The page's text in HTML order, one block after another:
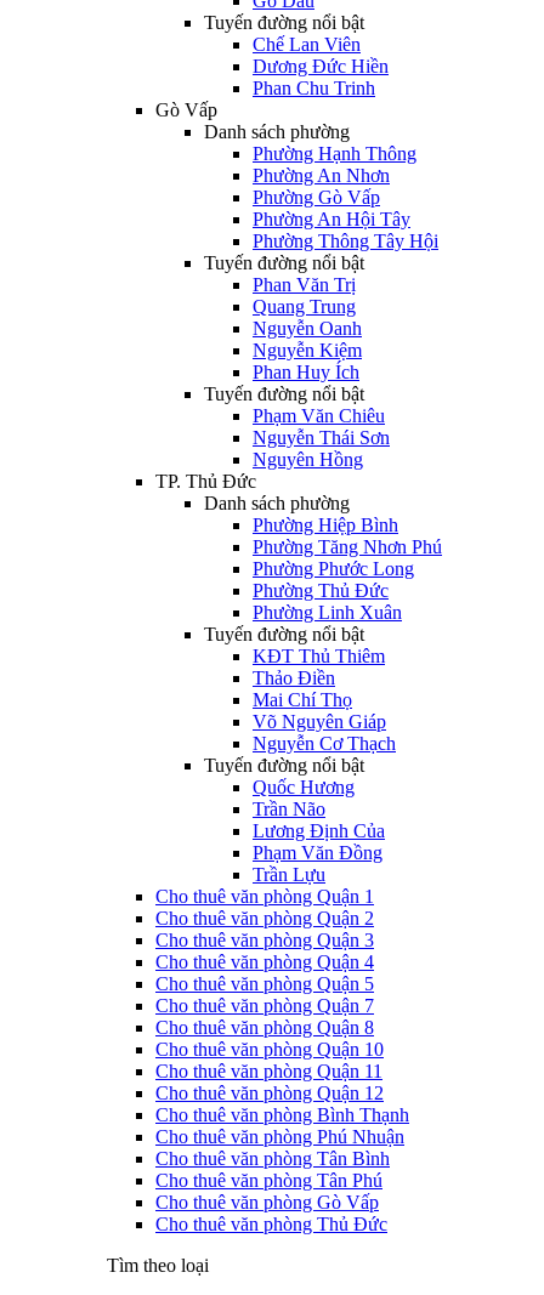
Tuyến đường nổi bật
Chế Lan Viên
Dương Đức Hiền
Phan Chu Trinh
Gò Vấp
Danh sách phường
Phường Hạnh Thông
Phường An Nhơn
Phường Gò Vấp
Phường An Hội Tây
Phường Thông Tây Hội
Tuyến đường nổi bật
Phan Văn Trị
Quang Trung
Nguyễn Oanh
Nguyễn Kiệm
Phan Huy Ích
Tuyến đường nổi bật
Phạm Văn Chiêu
Nguyễn Thái Sơn
Nguyên Hồng
TP. Thủ Đức
Danh sách phường
Phường Hiệp Bình
Phường Tăng Nhơn Phú
Phường Phước Long
Phường Thủ Đức
Phường Linh Xuân
Tuyến đường nổi bật
KĐT Thủ Thiêm
Thảo Điền
Mai Chí Thọ
Võ Nguyên Giáp
Nguyễn Cơ Thạch
Tuyến đường nổi bật
Quốc Hương
Trần Não
Lương Định Của
Phạm Văn Đồng
Trần Lựu
Cho thuê văn phòng Quận 1
Cho thuê văn phòng Quận 2
Cho thuê văn phòng Quận 3
Cho thuê văn phòng Quận 4
Cho thuê văn phòng Quận 5
Cho thuê văn phòng Quận 7
Cho thuê văn phòng Quận 8
Cho thuê văn phòng Quận 10
Cho thuê văn phòng Quận 11
Cho thuê văn phòng Quận 12
Cho thuê văn phòng Bình Thạnh
Cho thuê văn phòng Phú Nhuận
Cho thuê văn phòng Tân Bình
Cho thuê văn phòng Tân Phú
Cho thuê văn phòng Gò Vấp
Cho thuê văn phòng Thủ Đức
Tìm theo loại